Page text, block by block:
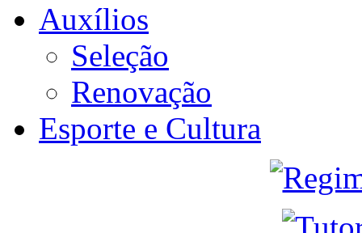
Auxílios
Seleção
Renovação
Esporte e Cultura